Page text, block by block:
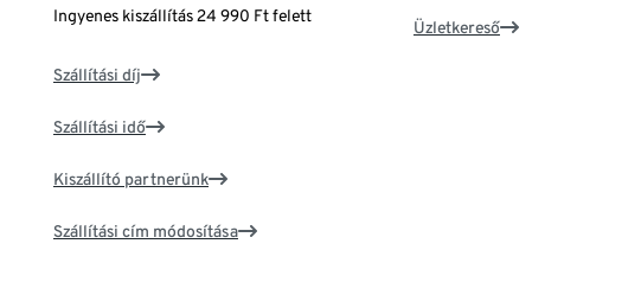
Ingyenes kiszállítás 24 990 Ft felett
Szállítási díj
Szállítási idő
Kiszállító partnerünk
Szállítási cím módosítása
Üzletkereső